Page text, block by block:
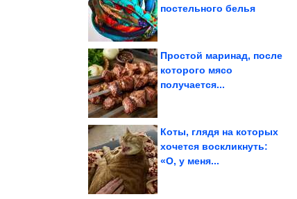
постельного белья
Почему КГБ боялся
Простой маринад, после
которого мясо
получается...
Коты, глядя на которых
хочется воскликнуть:
«О, у меня...
Как всегда
идеальную чистоту и